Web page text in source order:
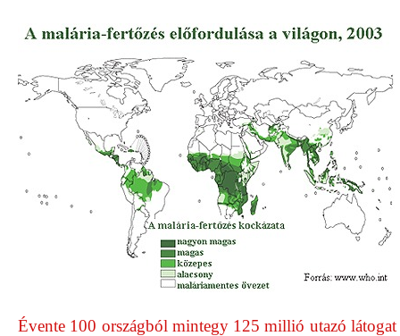
Évente 100 országból mintegy 125 millió utazó látogat